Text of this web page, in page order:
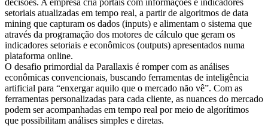
setoriais atualizadas em tempo real, a partir de algoritmos de data
mining que capturam os dados (inputs) e alimentam o sistema que
através da programação dos motores de cálculo que geram os
indicadores setoriais e econômicos (outputs) apresentados numa
plataforma online.
O desafio primordial da Parallaxis é romper com as análises
econômicas convencionais, buscando ferramentas de inteligência
artificial para “enxergar aquilo que o mercado não vê”. Com as
ferramentas personalizadas para cada cliente, as nuances do mercado
podem ser acompanhadas em tempo real por meio de algorítimos
que possibilitam análises simples e diretas.